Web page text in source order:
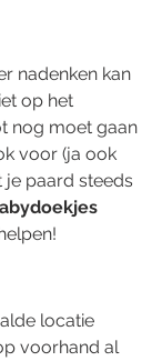
nadenken kan
op het
nog moet gaan
voor (ja ook
je paard steeds
locatie
voorhand al